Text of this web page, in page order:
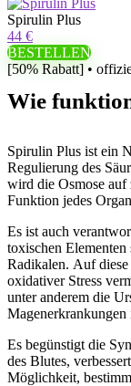
Spirulin Plus
44 €
BESTELLEN
[50% Rabatt] •
Wie
Spirulin Plus ist ein
Regulierung des
wird die Osmose auf
Funktion jedes
Es ist auch
toxischen
Radikalen. Auf
oxidativer Stress
unter anderem die
Magenerkrankungen
Es begünstigt die
des Blutes,
Möglichkeit,